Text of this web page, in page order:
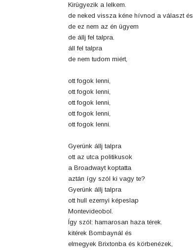
Kirügyezik a lelkem.
de neked vissza kéne hívnod a választ és
de ez nem az én ügyem
de állj fel talpra.
áll fel talpra
de nem tudom miért,
ott fogok lenni,
ott fogok lenni,
ott fogok lenni,
ott fogok lenni,
ott fogok lenni.
Gyerünk állj talpra
ott az utca politikusok
a Broadwayt koptatta
aztán így szól ki vagy te?
Gyerünk állj talpra
ott hull ezernyi képeslap
Montevideobol.
Így szól: hamarosan haza térek.
kitérek Bombaynál és
elmegyek Brixtonba és körbenézek,